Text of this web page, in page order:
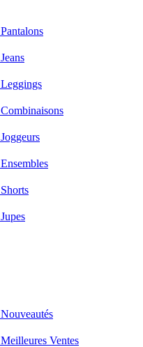
Pantalons
Jeans
Leggings
Combinaisons
Joggeurs
Ensembles
Shorts
Jupes
Nouveautés
Meilleures Ventes